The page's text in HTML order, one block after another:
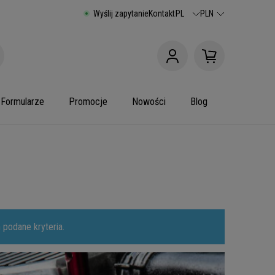
Wyślij zapytanieKontaktPL PLN
Formularze Promocje Nowości Blog
kryteria.